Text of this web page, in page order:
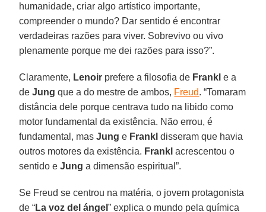
humanidade, criar algo artístico importante,
compreender o mundo? Dar sentido é encontrar
verdadeiras razões para viver. Sobrevivo ou vivo
plenamente porque me dei razões para isso?”.
Claramente, Lenoir prefere a filosofia de Frankl e a
deJung que a do mestre de ambos, Freud. “Tomaram
distância dele porque centrava tudo na libido como
motor fundamental da existência. Não errou, é
fundamental, masJung e Frankl disseram que havia
outros motores da existência. Frankl acrescentou o
sentido eJung a dimensão espiritual”.
Se Freud se centrou na matéria, o jovem protagonista
de “La voz del ángel” explica o mundo pela química